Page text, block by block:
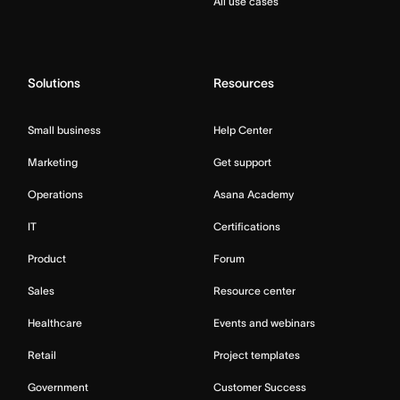
Solutions
Small business
Marketing
Operations
IT
Product
Sales
Healthcare
Retail
Government
Resources
Help Center
Get support
Asana Academy
Certifications
Forum
Resource center
Events and webinars
Project templates
Customer Success